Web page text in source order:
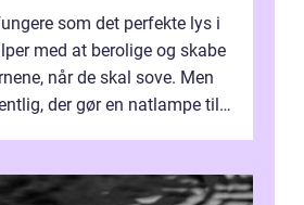
som det perfekte lys i
med at berolige og skabe
når de skal sove. Men
der gør en natlampe til